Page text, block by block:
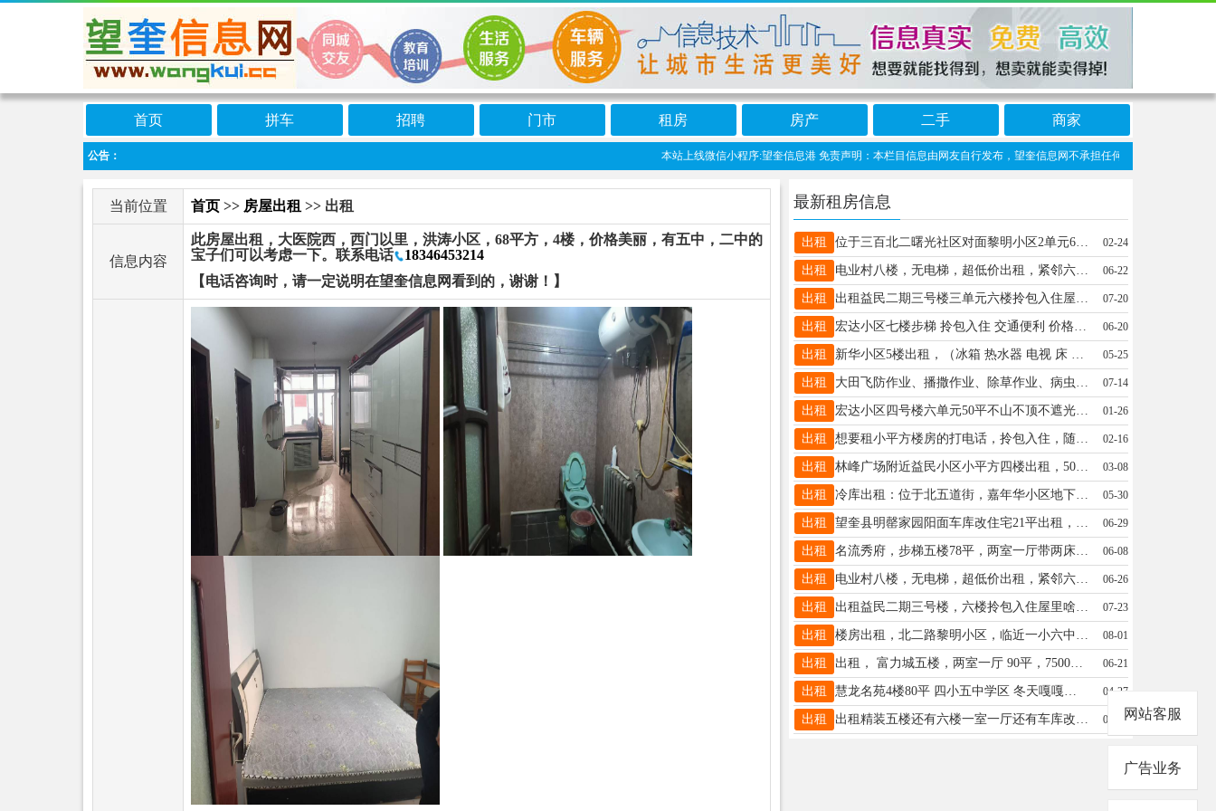
首页 拼车 招聘 门市 租房 房产 二手 商家
公告： 本站上线微信小程序:望奎信息港 免责声明：本栏目信息由网友自行发布，望奎信息网不承担任何责任！提高警惕，谨防
当前位置 首页 >> 房屋出租 >> 出租
信息内容
此房屋出租，大医院西，西门以里，洪涛小区，68平方，4楼，价格美丽，有五中，二中的
宝子们可以考虑一下。联系电话
18346453214
【电话咨询时，请一定说明在望奎信息网看到的，谢谢！】
最新租房信息
出租 位于三百北二曙光社区对面黎明小区2单元602室，一室一厅，南北通透，采光好，不山不顶，7000元出租18745598558 02-24
出租 电业村八楼，无电梯，超低价出租，紧邻六中、一小学、正街，室内有冰箱、电视、洗衣机，整年租，非诚勿扰！电话:18724366036 06-22
出租 出租益民二期三号楼三单元六楼拎包入住屋里啥都有临近一中三中有需要的打电话微信同步15845084711 07-20
出租 宏达小区七楼步梯 拎包入住 交通便利 价格便宜 可短租 电话18745572371微信同步 非诚勿扰 06-20
出租 新华小区5楼出租，（冰箱 热水器 电视 床 空调应有尽有）拎包入住 ☎️18945518682 非诚勿扰！ 05-25
出租 大田飞防作业、播撒作业、除草作业、病虫害监测、长势勘测、多架无人机作业，有需要的电话联系 13555332150 07-14
出租 宏达小区四号楼六单元50平不山不顶不遮光，小三阳。冰箱、空调、全自动洗衣机、热水器，生活用品齐全拎包入住。黄金地带生活便利。☎️15945550236 18040329326 01-26
出租 想要租小平方楼房的打电话，拎包入住，随时看房，干净整洁，地址，客运名苑小区，电话，15046648846 02-16
出租 林峰广场附近益民小区小平方四楼出租，50平米，一室一厅，室内家电齐全拎包入住，附近二小，三中，一中 联系电话:13945548339 03-08
出租 冷库出租：位于北五道街，嘉年华小区地下停车场路北，临街房，进出货方便。电话：13136929797 05-30
出租 望奎县明罄家园阳面车库改住宅21平出租，距一小，六中近，适合陪读和老人居住，室内后改地热，冬天温暖，后改门斗，室内有厨房，厕所，水电等，有意者电话13845549463，非诚勿扰 06-29
出租 名流秀府，步梯五楼78平，两室一厅带两床，沙发电视冰箱洗衣机热水器，租金9000，包括取暖物业，电话15146538745 06-08
出租 电业村八楼，无电梯，超低价出租，紧邻六中、一小学、正街，室内有冰箱、电视、洗衣机，整年租，非诚勿扰！电话:18724366036 06-26
出租 出租益民二期三号楼，六楼拎包入住屋里啥都有临近一中三中有需要的打电话微信同步价格美丽15845084711 07-23
出租 楼房出租，北二路黎明小区，临近一小六中，7楼57平方，电话13836426035 08-01
出租 出租， 富力城五楼，两室一厅 90平，7500全包在内 06-21
出租 慧龙名苑4楼80平 四小五中学区 冬天嘎嘎暖和 看房电话15214521333 小货车出租 斗长4米 长短途货运 搬家上楼 载重1--3吨用车打电话1834645678 04-27
出租 出租精装五楼还有六楼一室一厅还有车库改住宅干净整洁配置齐全随时入住都可短租需要的联系，还有三楼五楼六楼车库改住宅长租短租都可需要的联系加微备用 13555371567 06-26网站客服
广告业务